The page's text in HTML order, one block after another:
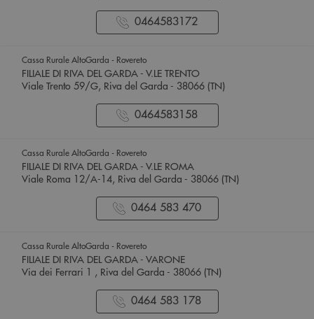
0464583172
Cassa Rurale AltoGarda - Rovereto
FILIALE DI RIVA DEL GARDA - V.LE TRENTO
Viale Trento 59/G, Riva del Garda - 38066 (TN)
0464583158
Cassa Rurale AltoGarda - Rovereto
FILIALE DI RIVA DEL GARDA - V.LE ROMA
Viale Roma 12/A-14, Riva del Garda - 38066 (TN)
0464 583 470
Cassa Rurale AltoGarda - Rovereto
FILIALE DI RIVA DEL GARDA - VARONE
Via dei Ferrari 1 , Riva del Garda - 38066 (TN)
0464 583 178